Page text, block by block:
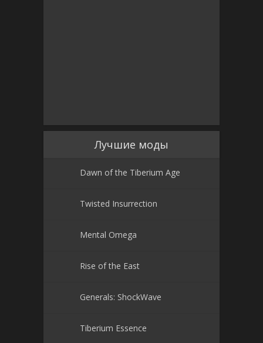
Лучшие моды
Dawn of the Tiberium Age
Twisted Insurrection
Mental Omega
Rise of the East
Generals: ShockWave
Tiberium Essence